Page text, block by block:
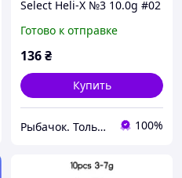
Select Heli-X №3 10.0g #02
Готово к отправке
136₴
Купить
Рыбачок. Только проверенные снасти. 100%